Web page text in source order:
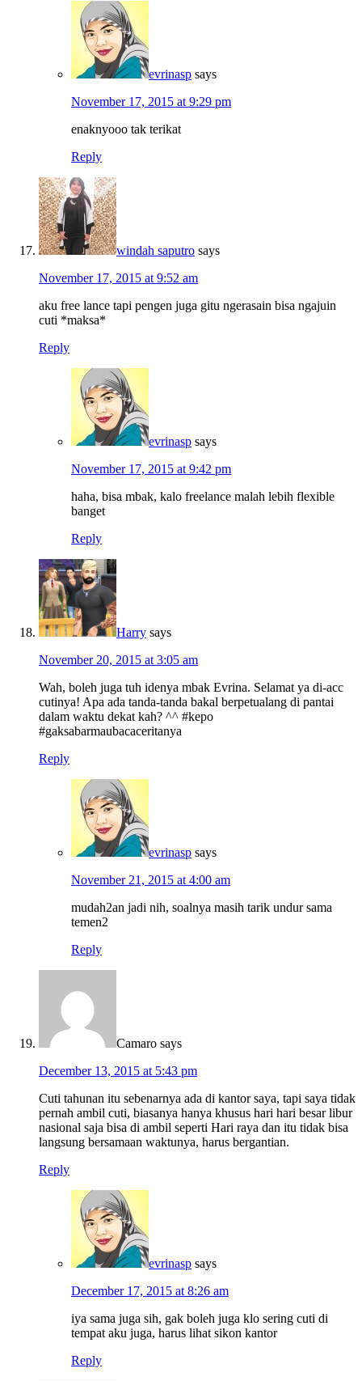
evrinasp says
November 17, 2015 at 9:29 pm
enaknyooo tak terikat
Reply
windah saputro says
November 17, 2015 at 9:52 am
aku free lance tapi pengen juga gitu ngerasain bisa ngajuin
cuti *maksa*
Reply
evrinasp says
November 17, 2015 at 9:42 pm
haha, bisa mbak, kalo freelance malah lebih flexible
banget
Reply
Harry says
November 20, 2015 at 3:05 am
Wah, boleh juga tuh idenya mbak Evrina. Selamat ya di-acc
cutinya! Apa ada tanda-tanda bakal berpetualang di pantai
dalam waktu dekat kah? ^^ #kepo
#gaksabarmaubacaceritanya
Reply
evrinasp says
November 21, 2015 at 4:00 am
mudah2an jadi nih, soalnya masih tarik undur sama
temen2
Reply
Camaro says
December 13, 2015 at 5:43 pm
Cuti tahunan itu sebenarnya ada di kantor saya, tapi saya tidak
pernah ambil cuti, biasanya hanya khusus hari hari besar libur
nasional saja bisa di ambil seperti Hari raya dan itu tidak bisa
langsung bersamaan waktunya, harus bergantian.
Reply
evrinasp says
December 17, 2015 at 8:26 am
iya sama juga sih, gak boleh juga klo sering cuti di
tempat aku juga, harus lihat sikon kantor
Reply